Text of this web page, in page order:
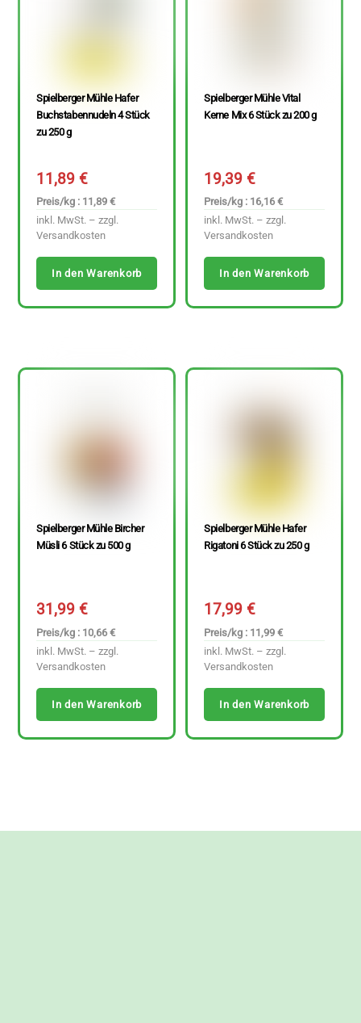
Spielberger Mühle Hafer
Buchstabennudeln 4 Stück
zu 250 g
11,89€
Preis/kg : 11,89 €
inkl. MwSt. – zzgl.
Versandkosten
In den Warenkorb
Spielberger Mühle Vital
Kerne Mix 6 Stück zu 200 g
19,39€
Preis/kg : 16,16 €
inkl. MwSt. – zzgl.
Versandkosten
In den Warenkorb
Spielberger Mühle Bircher
Müsli 6 Stück zu 500 g
31,99€
Preis/kg : 10,66 €
inkl. MwSt. – zzgl.
Versandkosten
In den Warenkorb
Spielberger Mühle Hafer
Rigatoni 6 Stück zu 250 g
17,99€
Preis/kg : 11,99 €
inkl. MwSt. – zzgl.
Versandkosten
In den Warenkorb